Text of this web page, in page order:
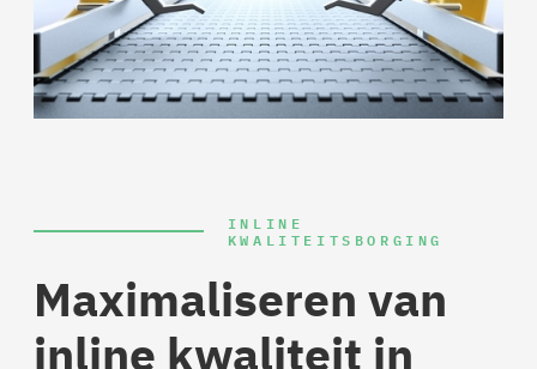
INLINE
KWALITEITSBORGING
Maximaliseren van
inline kwaliteit in